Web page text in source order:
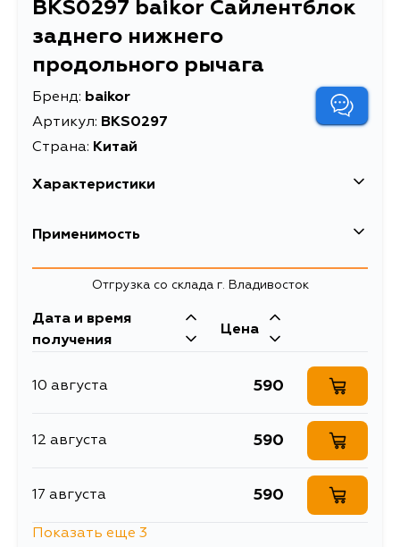
BKS0297 baikor Сайлентблок
заднего нижнего
продольного рычага
Бренд: baikor
Артикул: BKS0297
Страна: Китай
Характеристики
рычага
Расширенное описание
Escudo 97-05 / Grand
Vitara 97-05 / Jimny
Товарная группа
сайлентблоки рычагов
Применимость
Suzuki
Кузов Двигатель
JA627W, SV620, SE416, SN413Q,
SN415QD
Отгрузка со склада г. Владивосток
Дата и время
получения
Цена
10 августа 590
12 августа 590
17 августа 590
Показать еще 3